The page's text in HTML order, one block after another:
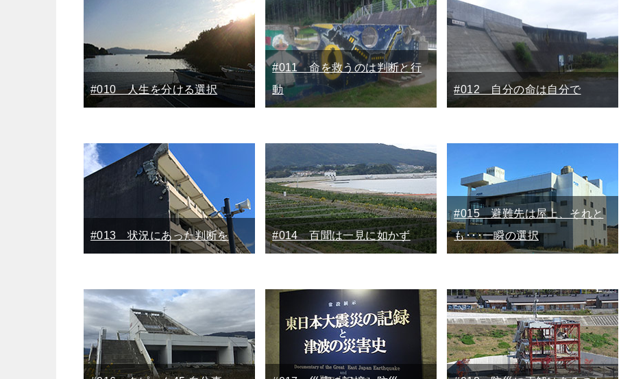
#010 人生を分ける選択
#011 命を救うのは判断と行
動
#012 自分の命は自分で
#013 状況にあった判断を #014 百聞は一見に如かず
#015 避難先は屋上、それと
も･･･一瞬の選択